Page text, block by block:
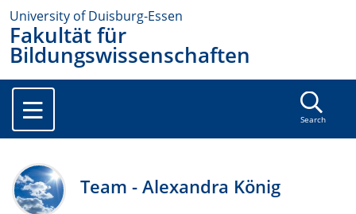
University of Duisburg-Essen
Fakultät für
Bildungswissenschaften
Search
Team - Alexandra König